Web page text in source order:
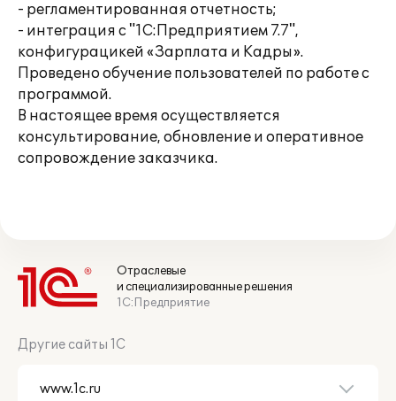
- регламентированная отчетность;
- интеграция с "1С:Предприятием 7.7",
конфигурацикей «Зарплата и Кадры».
Проведено обучение пользователей по работе с
программой.
В настоящее время осуществляется
консультирование, обновление и оперативное
сопровождение заказчика.
Отраслевые
и специализированные решения
1С:Предприятие
Другие сайты 1С